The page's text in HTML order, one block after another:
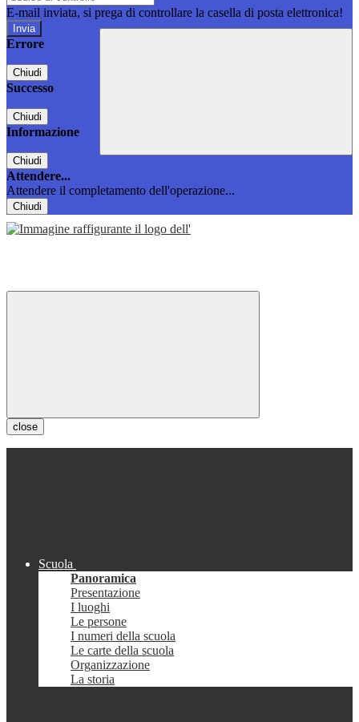
E-mail inviata, si prega di controllare la casella di posta elettronica!
Errore
Chiudi
Successo
Chiudi
Informazione
Chiudi
Attendere...
Attendere il completamento dell'operazione...
Chiudi
close
Scuola
Panoramica
Presentazione
I luoghi
Le persone
I numeri della scuola
Le carte della scuola
Organizzazione
La storia